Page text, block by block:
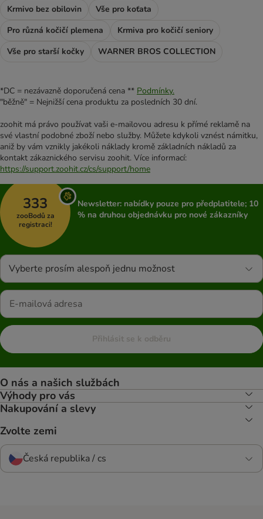
Krmivo bez obilovin
Vše pro koťata
Pro různá kočičí plemena
Krmiva pro kočičí seniory
Vše pro starší kočky
WARNER BROS COLLECTION
*DC = nezávazně doporučená cena ** Podmínky.
"běžně" = Nejnižší cena produktu za posledních 30 dní.
zoohit má právo používat vaši e-mailovou adresu k přímé reklamě na
své vlastní podobné zboží nebo služby. Můžete kdykoli vznést námitku,
aniž by vám vznikly jakékoli náklady kromě základních nákladů za
kontakt zákaznického servisu zoohit. Více informací:
https://support.zoohit.cz/cs/support/home
333
zooBodů za
registraci!
Newsletter: nabídky pouze pro předplatitele; 10
% na druhou objednávku pro nové zákazníky
Vyberte prosím alespoň jednu možnost
Přihlásit se k odběru
O nás a našich službách
Výhody pro vás
Nakupování a slevy
Zvolte zemi
Česká republika / cs